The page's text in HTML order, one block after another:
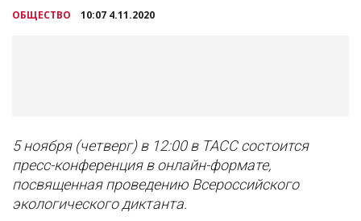
ОБЩЕСТВО 10:07 4.11.2020
5 ноября (четверг) в 12:00 в ТАСС состоится
пресс-конференция в онлайн-формате,
посвященная проведению Всероссийского
экологического диктанта.